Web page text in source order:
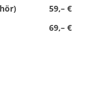
59,– €
69,– €